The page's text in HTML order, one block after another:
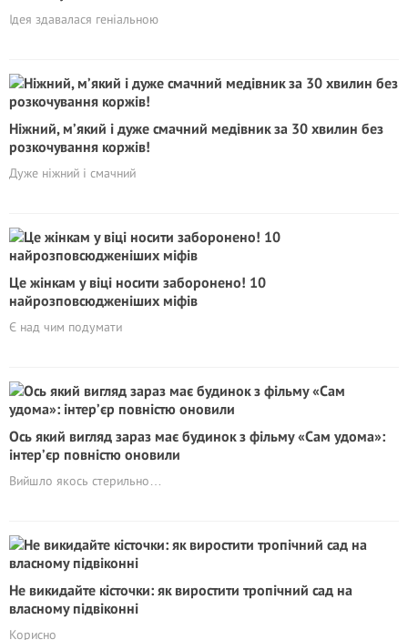
Ідея здавалася геніальною
Ніжний, м’який і дуже смачний медівник за 30 хвилин без
розкочування коржів!
Дуже ніжний і смачний
Це жінкам у вiцi носити забopoненo! 10
найрозповсюдженіших міфів
Є над чим подумати
Ось який вигляд зараз має будинок з фільму «Сам удома»:
інтер’єр повністю оновили
Вийшло якось стерильно…
Не викидайте кісточки: як виростити тропічний сад на
власному підвіконні
Корисно